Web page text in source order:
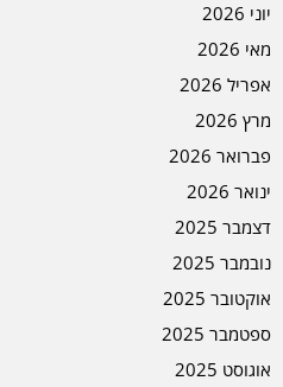
יוני 2026
מאי 2026
אפריל 2026
מרץ 2026
פברואר 2026
ינואר 2026
דצמבר 2025
נובמבר 2025
אוקטובר 2025
ספטמבר 2025
אוגוסט 2025